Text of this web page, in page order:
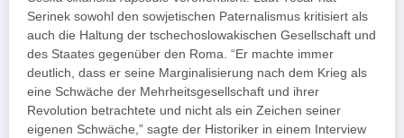
Serinek sowohl den sowjetischen Paternalismus kritisiert als
auch die Haltung der tschechoslowakischen Gesellschaft und
des Staates gegenüber den Roma. “Er machte immer
deutlich, dass er seine Marginalisierung nach dem Krieg als
eine Schwäche der Mehrheitsgesellschaft und ihrer
Revolution betrachtete und nicht als ein Zeichen seiner
eigenen Schwäche,” sagte der Historiker in einem Interview